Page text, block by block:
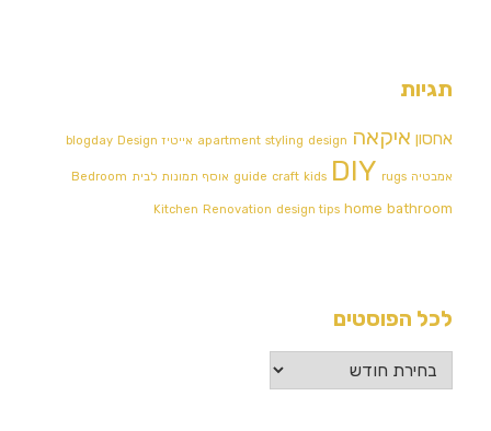
תגיות
אחסון איקאה apartment styling design אייטיז blogday Design
אמבטיה guide craft kids DIY rugs אוסף תמונות לבית Bedroom
Kitchen Renovation design tips home bathroom
לכל הפוסטים
לכל
הפוסטים